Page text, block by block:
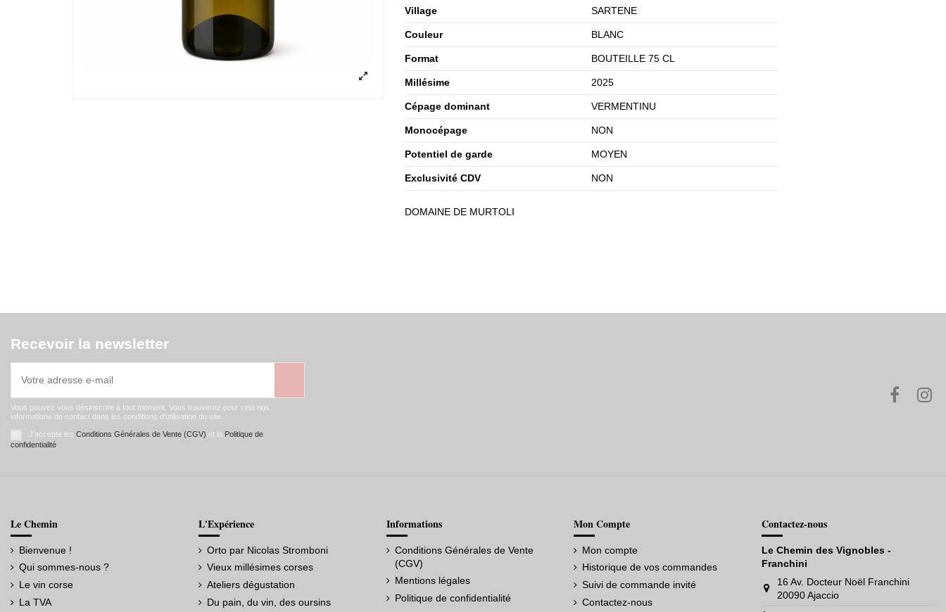
Village SARTENE
Couleur BLANC
Format BOUTEILLE 75 CL
Millésime 2025
Cépage dominant VERMENTINU
Monocépage NON
Potentiel de garde MOYEN
Exclusivité CDV NON
DOMAINE DE MURTOLI
Recevoir la newsletter
Vous pouvez vous désinscrire à tout moment. Vous trouverez pour cela nos
informations de contact dans les conditions d'utilisation du site.
J'accepte les Conditions Générales de Vente (CGV) et la Politique de
confidentialité
Le Chemin
Bienvenue !
Qui sommes-nous ?
Le vin corse
La TVA
L'Expérience
Orto par Nicolas Stromboni
Vieux millésimes corses
Ateliers dégustation
Du pain, du vin, des oursins
Informations
Conditions Générales de Vente
(CGV)
Mentions légales
Politique de confidentialité
Mon Compte
Mon compte
Historique de vos commandes
Suivi de commande invité
Contactez-nous
Contactez-nous
Le Chemin des Vignobles -
Franchini
16 Av. Docteur Noël Franchini
20090 Ajaccio